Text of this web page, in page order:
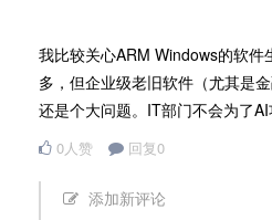
我比较关心ARM Windows的软件
多，但企业级老旧软件（尤其是
还是个大问题。IT部门不会为了AI
0人赞 回复0
添加新评论